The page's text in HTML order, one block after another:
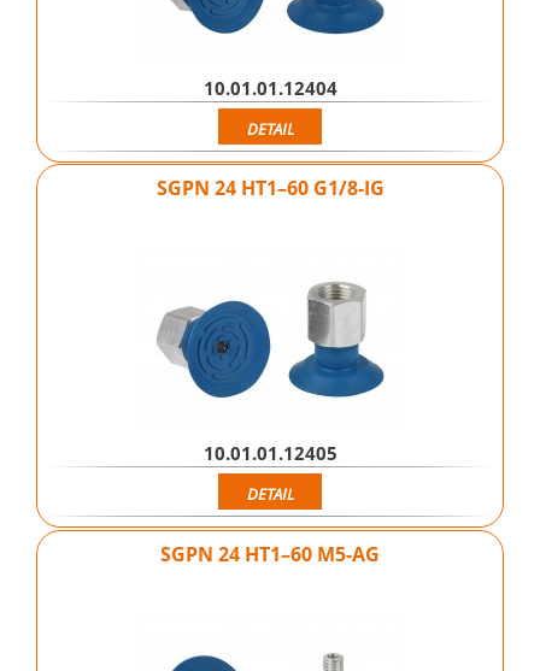
10.01.01.12404
DETAIL
SGPN 24 HT1–60 G1/8-IG
10.01.01.12405
DETAIL
SGPN 24 HT1–60 M5-AG